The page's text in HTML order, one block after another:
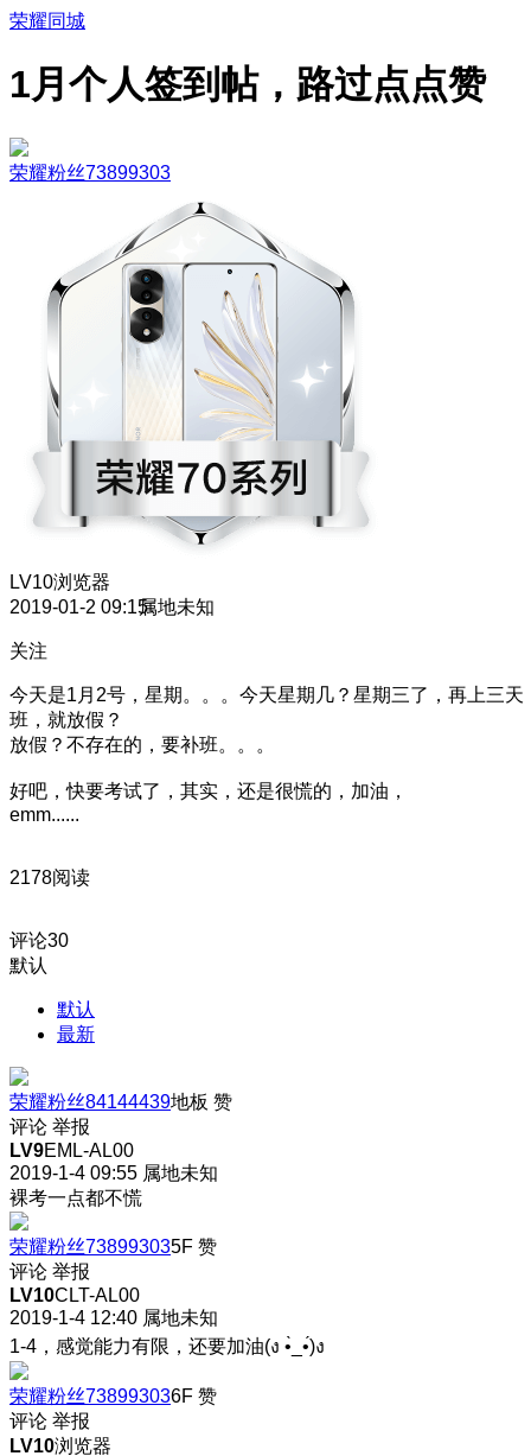
荣耀同城
1月个人签到帖，路过点点赞
荣耀粉丝73899303
LV10浏览器
2019-01-2 09:15属地未知
关注
今天是1月2号，星期。。。今天星期几？星期三了，再上三天
班，就放假？
放假？不存在的，要补班。。。
好吧，快要考试了，其实，还是很慌的，加油，
emm......
2178阅读
评论30
默认
默认
最新
荣耀粉丝84144439地板 赞
评论 举报
LV9EML-AL00
2019-1-4 09:55 属地未知
裸考一点都不慌
荣耀粉丝738993035F 赞
评论 举报
LV10CLT-AL00
2019-1-4 12:40 属地未知
1-4，感觉能力有限，还要加油(ง •̀_•́)ง
荣耀粉丝738993036F 赞
评论 举报
LV10浏览器